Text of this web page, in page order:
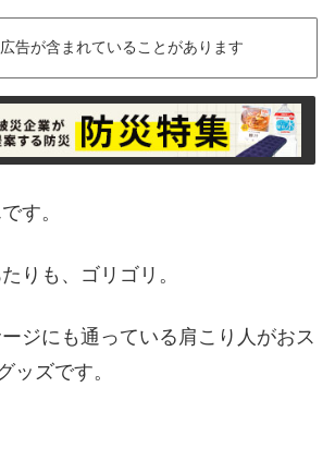
告が含まれていることがあります
す。
りも、ゴリゴリ。
ジにも通っている肩こり人がおス
ッズです。